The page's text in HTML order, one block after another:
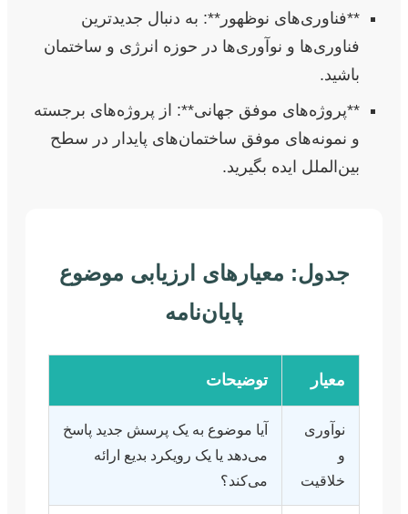
**فناوری‌های نوظهور**: به دنبال جدیدترین
فناوری‌ها و نوآوری‌ها در حوزه انرژی و ساختمان
باشید.
**پروژه‌های موفق جهانی**: از پروژه‌های برجسته
و نمونه‌های موفق ساختمان‌های پایدار در سطح
بین‌الملل ایده بگیرید.
جدول: معیارهای ارزیابی موضوع
پایان‌نامه
معیار توضیحات
نوآوری
و
خلاقیت
آیا موضوع به یک پرسش جدید پاسخ
می‌دهد یا یک رویکرد بدیع ارائه
می‌کند؟